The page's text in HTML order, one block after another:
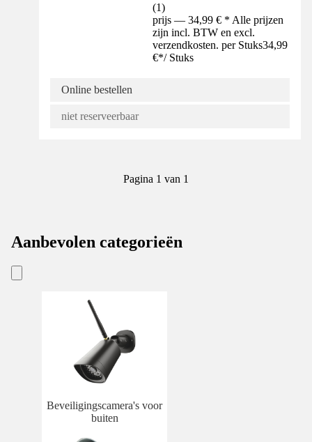
(1)
prijs — 34,99 € * Alle prijzen
zijn incl. BTW en excl.
verzendkosten. per Stuks34,99
€*/ Stuks
Online bestellen
niet reserveerbaar
Pagina 1 van 1
Aanbevolen categorieën
Beveiligingscamera's voor
buiten